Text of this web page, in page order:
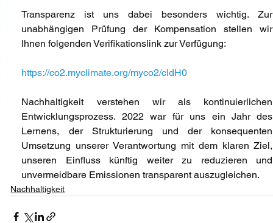
Transparenz ist uns dabei besonders wichtig. Zur
unabhängigen Prüfung der Kompensation stellen wir
Ihnen folgenden Verifikationslink zur Verfügung:
https://co2.myclimate.org/myco2/cldH0
Nachhaltigkeit verstehen wir als kontinuierlichen
Entwicklungsprozess. 2022 war für uns ein Jahr des
Lernens, der Strukturierung und der konsequenten
Umsetzung unserer Verantwortung mit dem klaren Ziel,
unseren Einfluss künftig weiter zu reduzieren und
unvermeidbare Emissionen transparent auszugleichen.
Nachhaltigkeit